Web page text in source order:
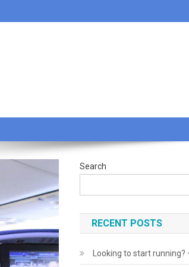
Search
RECENT POSTS
Looking to start running?